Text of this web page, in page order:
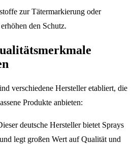
zur Tätermarkierung oder
den Schutz.
verschiedene Hersteller etabliert, die
Produkte anbieten:
deutsche Hersteller bietet Sprays
legt großen Wert auf Qualität und